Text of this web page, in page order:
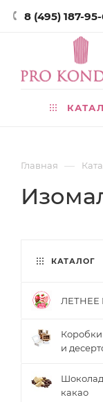
8 (495) 187-
Главная —
КАТАЛОГ
Коробки
и
какао